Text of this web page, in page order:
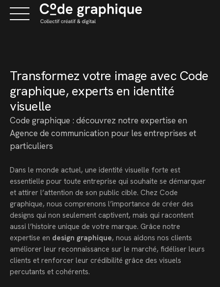
Transformez votre image avec Code
graphique, experts en identité
visuelle
Code graphique : découvrez notre expertise en
Agence de communication pour les entreprises et
particuliers
Dans le monde actuel, une identité visuelle forte est
essentielle pour toute entreprise qui souhaite se démarquer
et attirer l’attention de son public cible. Chez Code
graphique, nous comprenons l’importance de créer des
designs qui non seulement captivent, mais qui racontent
aussi l’histoire unique de votre marque. Grâce notre
expertise en design graphique, nous aidons nos clients
améliorer leur reconnaissance sur le marché, fidéliser leurs
clients et renforcer leur crédibilité grâce des visuels
percutants et cohérents.